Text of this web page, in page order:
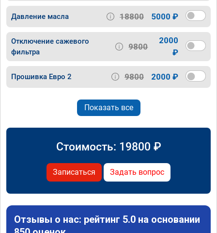
Давление масла 18800 5000 ₽
Отключение сажевого
фильтра
9800
2000
₽
Прошивка Евро 2 9800 2000 ₽
Показать все
Стоимость: 19800 ₽
Записаться Задать вопрос
Отзывы о нас: рейтинг 5.0 на основании